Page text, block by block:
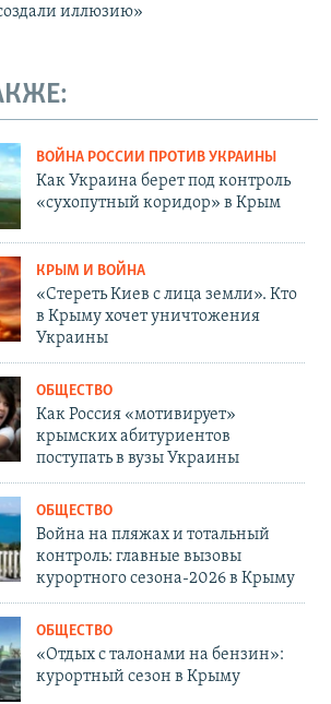
иллюзию»
ВОЙНА РОССИИ ПРОТИВ УКРАИНЫ
Как Украина берет под контроль
«сухопутный коридор» в Крым
КРЫМ И ВОЙНА
«Стереть Киев с лица земли». Кто
в Крыму хочет уничтожения
Украины
ОБЩЕСТВО
Как Россия «мотивирует»
крымских абитуриентов
поступать в вузы Украины
ОБЩЕСТВО
Война на пляжах и тотальный
контроль: главные вызовы
курортного сезона-2026 в Крыму
ОБЩЕСТВО
«Отдых с талонами на бензин»:
курортный сезон в Крыму